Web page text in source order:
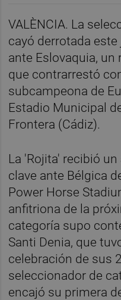
VALÈNCIA. La
cayó derrotada
ante Eslovaquia, un
que contrarrestó
subcampeona de
Estadio Municipal
Frontera (Cádiz).
La 'Rojita' recibió
clave ante Bélgica
Power Horse
anfitriona de la
categoría supo
Santi Denia, que
celebración de sus
seleccionador de
encajó su primera